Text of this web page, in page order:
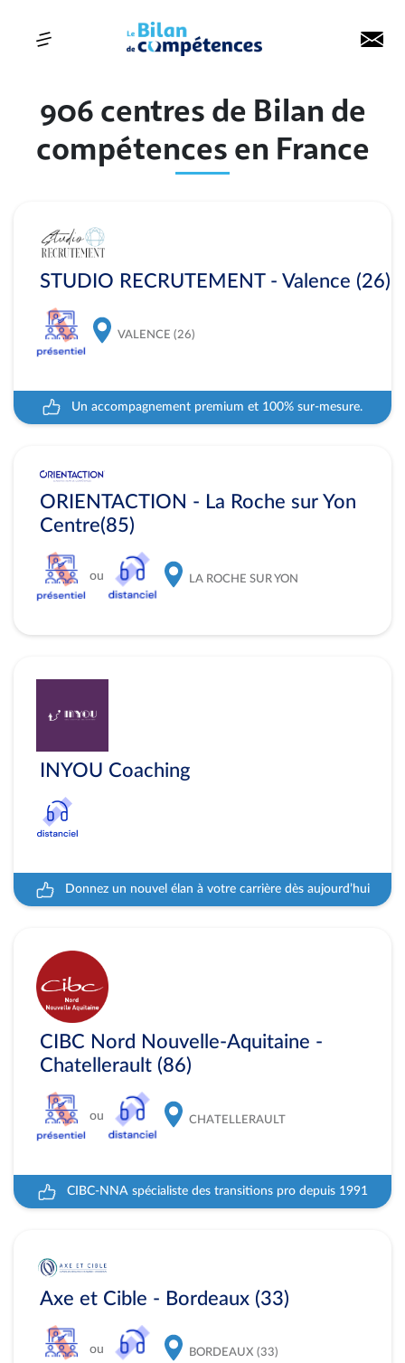
906 centres de Bilan de
compétences en France
STUDIO RECRUTEMENT - Valence (26)
VALENCE (26)
Un accompagnement premium et 100% sur-mesure.
ORIENTACTION - La Roche sur Yon
Centre(85)
ou LA ROCHE SUR YON
INYOU Coaching
Donnez un nouvel élan à votre carrière dès aujourd’hui
CIBC Nord Nouvelle-Aquitaine -
Chatellerault (86)
ou CHATELLERAULT
CIBC-NNA spécialiste des transitions pro depuis 1991
Axe et Cible - Bordeaux (33)
ou BORDEAUX (33)